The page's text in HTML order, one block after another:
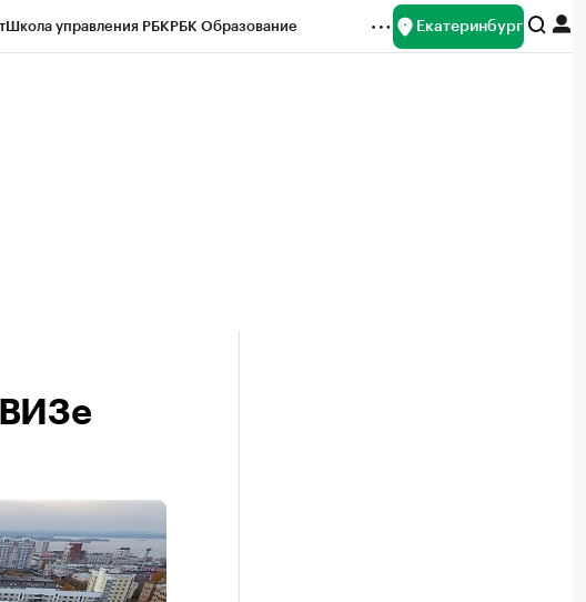
Школа управления РБКРБК Образование Екатеринбург